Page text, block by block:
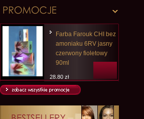
Farba Farouk CHI bez
amoniaku 6RV jasny
czerwony fioletowy
90ml
28,80 zł
14,99 zł